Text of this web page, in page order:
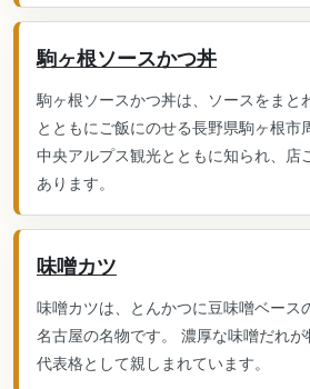
駒ヶ根ソースかつ丼
駒ヶ根ソースかつ丼は、ソースをまと
とともにご飯にのせる長野県駒ヶ根市
中央アルプス観光とともに知られ、店
あります。
味噌カツ
味噌カツは、とんかつに豆味噌ベース
名古屋の名物です。 濃厚な味噌だれ
代表格として親しまれています。